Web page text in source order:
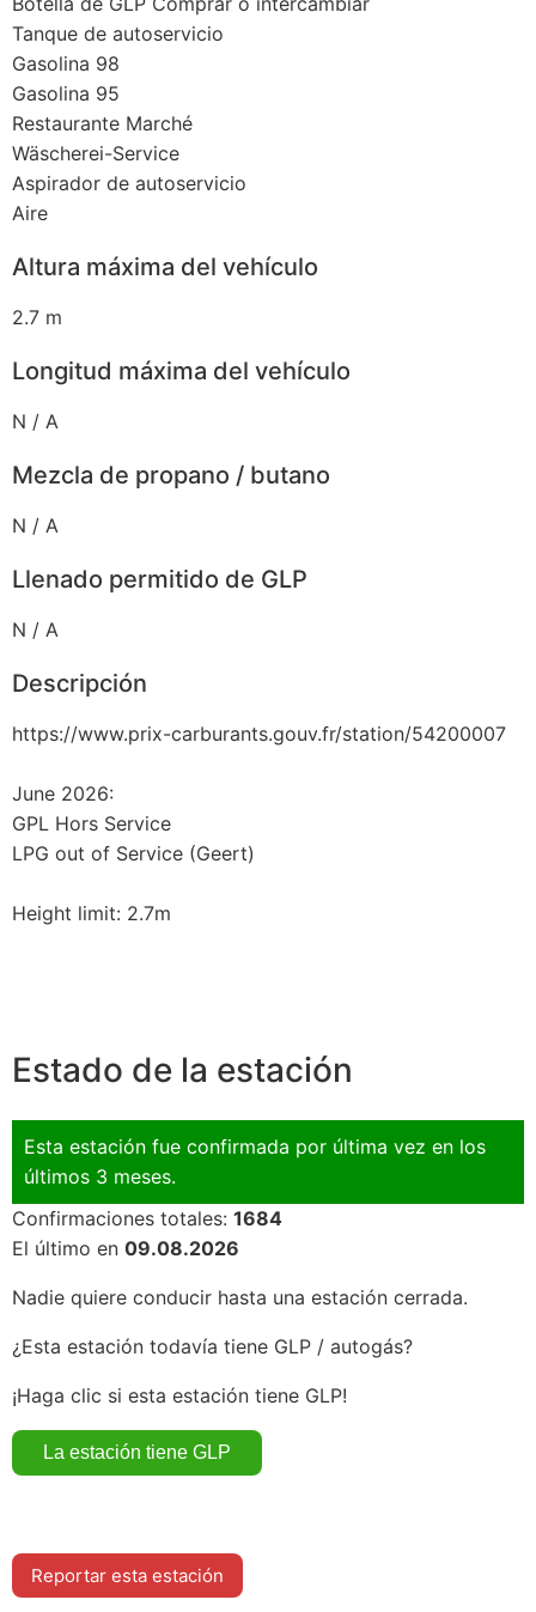
Tanque de autoservicio
Gasolina 98
Gasolina 95
Restaurante Marché
Wäscherei-Service
Aspirador de autoservicio
Aire
Altura máxima del vehículo
2.7 m
Longitud máxima del vehículo
N / A
Mezcla de propano / butano
N / A
Llenado permitido de GLP
N / A
Descripción
https://www.prix-carburants.gouv.fr/station/54200007
June 2026:
GPL Hors Service
LPG out of Service (Geert)
Height limit: 2.7m
Estado de la estación
Esta estación fue confirmada por última vez en los
últimos 3 meses.
Confirmaciones totales: 1684
El último en 09.08.2026
Nadie quiere conducir hasta una estación cerrada.
¿Esta estación todavía tiene GLP / autogás?
¡Haga clic si esta estación tiene GLP!
Reportar esta estación